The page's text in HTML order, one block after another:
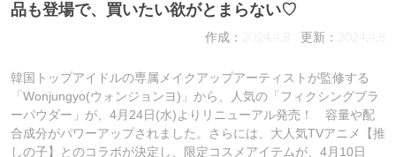
品も登場で、買いたい欲がとまらない♡
作成：2024.4.8 更新：2024.4.8
韓国トップアイドルの専属メイクアップアーティストが監修する
「Wonjungyo(ウォンジョンヨ)」から、人気の「フィクシングブラ
ーパウダー」が、4月24日(水)よりリニューアル発売！ 容量や配
合成分がパワーアップされました。さらには、大人気TVアニメ【推
しの子】とのコラボが決定し、限定コスメアイテムが、4月10日